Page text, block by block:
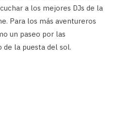
a los mejores DJs de la
Para los más aventureros
un paseo por las
de la puesta del sol.